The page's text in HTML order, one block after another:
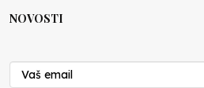
NOVOSTI